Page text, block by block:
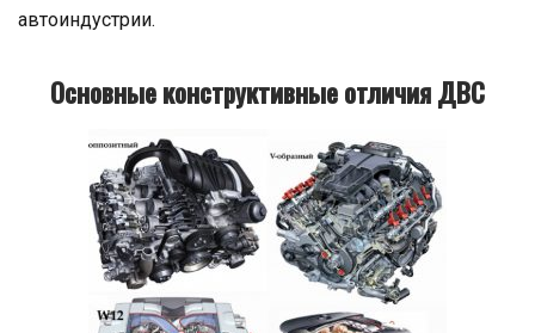
автоиндустрии.
Основные конструктивные отличия ДВС